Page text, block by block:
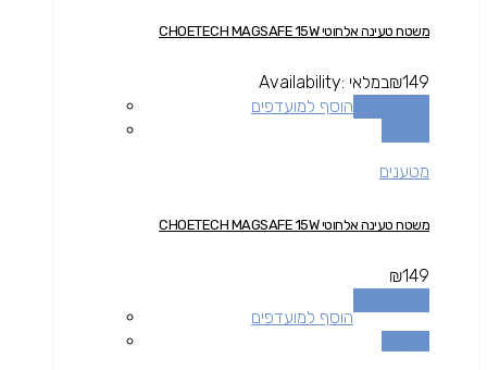
משטח טעינה אלחוטי CHOETECH MAGSAFE 15W
₪149
Availability: במלאי
הוסף למועדפים
מטענים
משטח טעינה אלחוטי CHOETECH MAGSAFE 15W
₪149
הוסף למועדפים